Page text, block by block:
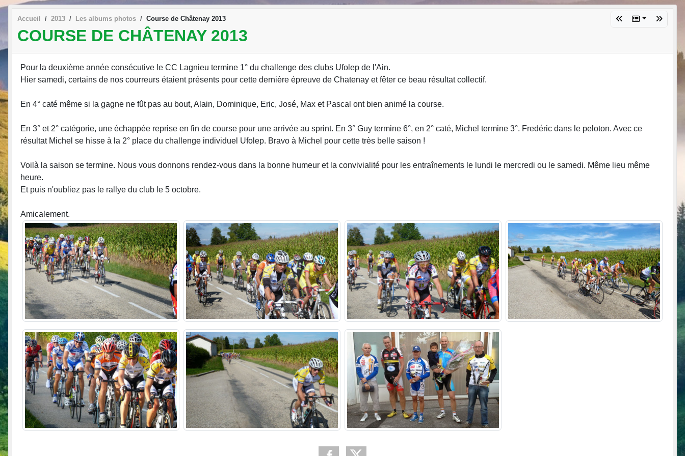
Accueil 2013 Les albums photos Course de Châtenay 2013
COURSE DE CHÂTENAY 2013
Pour la deuxième année consécutive le CC Lagnieu termine 1° du challenge des clubs Ufolep de l'Ain.
Hier samedi, certains de nos courreurs étaient présents pour cette dernière épreuve de Chatenay et fêter ce beau résultat collectif.
En 4° caté même si la gagne ne fût pas au bout, Alain, Dominique, Eric, José, Max et Pascal ont bien animé la course.
En 3° et 2° catégorie, une échappée reprise en fin de course pour une arrivée au sprint. En 3° Guy termine 6°, en 2° caté, Michel termine 3°. Fredéric dans le peloton. Avec ce
résultat Michel se hisse à la 2° place du challenge individuel Ufolep. Bravo à Michel pour cette très belle saison !
Voilà la saison se termine. Nous vous donnons rendez-vous dans la bonne humeur et la convivialité pour les entraînements le lundi le mercredi ou le samedi. Même lieu même
heure.
Et puis n'oubliez pas le rallye du club le 5 octobre.
Amicalement.